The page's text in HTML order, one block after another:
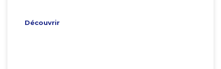
Découvrir